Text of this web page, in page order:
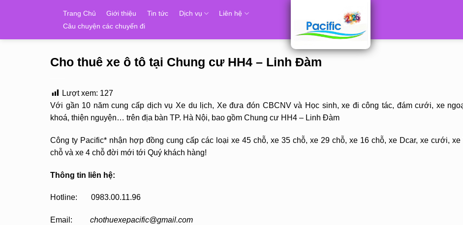
Trang Chủ Giới thiệu Tin tức Dịch vụ
Liên hệ
Câu chuyện các chuyến đi
Cho thuê xe ô tô tại Chung cư HH4 – Linh Đàm
Lượt xem: 127
Với gần 10 năm cung cấp dịch vụ Xe du lịch, Xe đưa đón CBCNV và Học sinh, xe đi công tác, đám cưới, xe
khoá, thiện nguyện… trên địa bàn TP. Hà Nội, bao gồm Chung cư HH4 – Linh Đàm
Công ty Pacific* nhận hợp đồng cung cấp các loại xe 45 chỗ, xe 35 chỗ, xe 29 chỗ, xe 16 chỗ, xe Dcar, xe cưới, xe
chỗ và xe 4 chỗ đời mới tới Quý khách hàng!
Thông tin liên hệ:
Hotline: 0983.00.11.96
Email: chothuexepacific@gmail.com